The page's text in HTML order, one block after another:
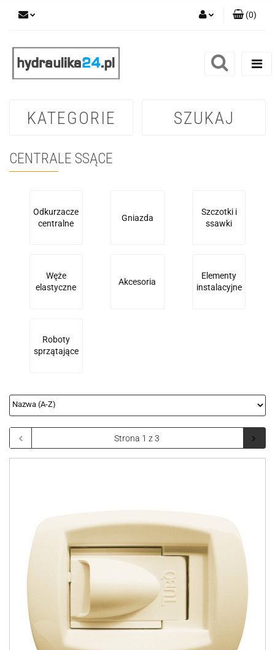
Zarejestruj się
(0)
KATEGORIE SZUKAJ
CENTRALE SSĄCE
Odkurzacze
centralne
Gniazda
Szczotki i
ssawki
Węże
elastyczne
Akcesoria
Elementy
instalacyjne
Roboty
sprzątające